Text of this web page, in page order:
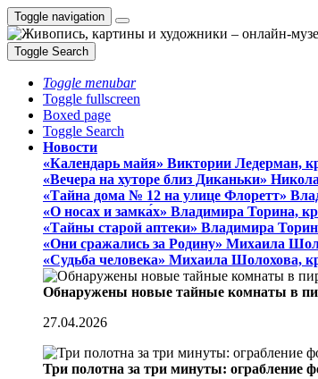
Toggle navigation
Toggle Search
Toggle menubar
Toggle fullscreen
Boxed page
Toggle Search
Новости
«Календарь майя» Виктории Ледерман,
«Вечера на хуторе близ Диканьки»
«Тайна дома № 12 на улице Флоретт»
«О носах и замка́х» Владимира Торина,
«Тайны старой аптеки» Владимира
«Они сражались за Родину» Михаила
«Судьба человека» Михаила Шолохова,
Обнаружены новые тайные комнаты в
27.04.2026
Три полотна за три минуты: ограбление